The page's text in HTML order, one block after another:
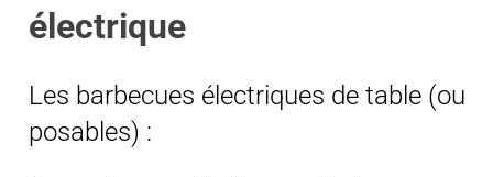
électrique
Les barbecues électriques de table (ou
posables) :